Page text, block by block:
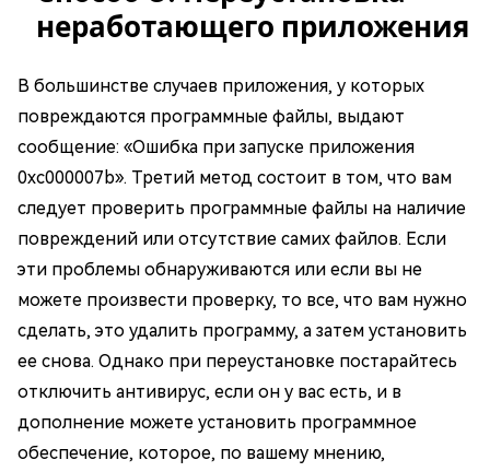
неработающего приложения
В большинстве случаев приложения, у которых
повреждаются программные файлы, выдают
сообщение: «Ошибка при запуске приложения
0xc000007b». Третий метод состоит в том, что вам
следует проверить программные файлы на наличие
повреждений или отсутствие самих файлов. Если
эти проблемы обнаруживаются или если вы не
можете произвести проверку, то все, что вам нужно
сделать, это удалить программу, а затем установить
ее снова. Однако при переустановке постарайтесь
отключить антивирус, если он у вас есть, и в
дополнение можете установить программное
обеспечение, которое, по вашему мнению,